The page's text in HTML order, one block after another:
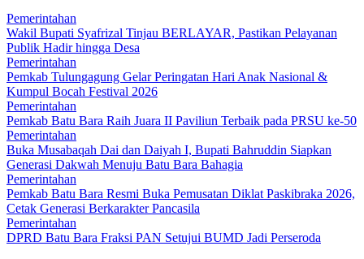
Pemerintahan
Wakil Bupati Syafrizal Tinjau BERLAYAR, Pastikan Pelayanan
Publik Hadir hingga Desa
Pemerintahan
Pemkab Tulungagung Gelar Peringatan Hari Anak Nasional &
Kumpul Bocah Festival 2026
Pemerintahan
Pemkab Batu Bara Raih Juara II Paviliun Terbaik pada PRSU ke-50
Pemerintahan
Buka Musabaqah Dai dan Daiyah I, Bupati Bahruddin Siapkan
Generasi Dakwah Menuju Batu Bara Bahagia
Pemerintahan
Pemkab Batu Bara Resmi Buka Pemusatan Diklat Paskibraka 2026,
Cetak Generasi Berkarakter Pancasila
Pemerintahan
DPRD Batu Bara Fraksi PAN Setujui BUMD Jadi Perseroda